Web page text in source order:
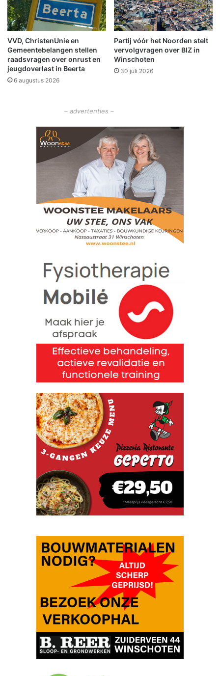
G
r
o
n
i
n
g
e
e
k
e
n
d
a
f
m
VVD, ChristenUnie en
Gemeentebelangen stellen
raadsvragen over onrust en
jeugdoverlast in Beerta
6 augustus 2026
Partij vóór het Noorden stelt
vervolgvragen over BIZ in
Winschoten
30 juli 2026
– advertenties –